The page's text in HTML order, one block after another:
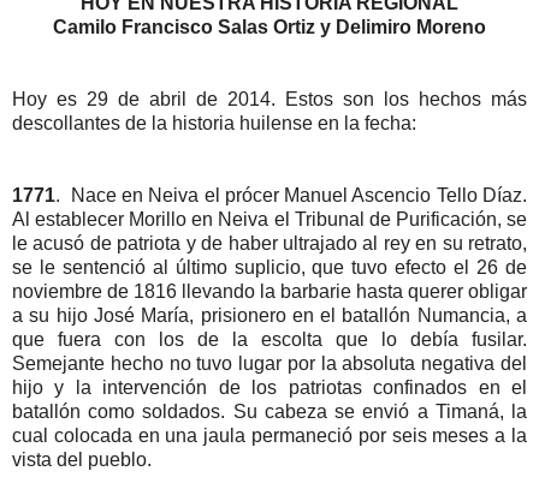
Camilo Francisco Salas Ortiz y Delimiro Moreno
Hoy es 29 de abril de 2014. Estos son los hechos más
descollantes de la historia huilense en la fecha:
1771. Nace en Neiva el prócer Manuel Ascencio Tello Díaz.
Al establecer Morillo en Neiva el Tribunal de Purificación, se
le acusó de patriota y de haber ultrajado al rey en su retrato,
se le sentenció al último suplicio, que tuvo efecto el 26 de
noviembre de 1816 llevando la barbarie hasta querer obligar
a su hijo José María, prisionero en el batallón Numancia, a
que fuera con los de la escolta que lo debía fusilar.
Semejante hecho no tuvo lugar por la absoluta negativa del
hijo y la intervención de los patriotas confinados en el
batallón como soldados. Su cabeza se envió a Timaná, la
cual colocada en una jaula permaneció por seis meses a la
vista del pueblo.